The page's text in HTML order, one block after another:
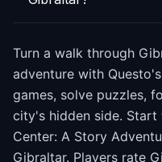
Turn a walk through
adventure with
games, solve puzzles,
city's hidden side.
Center: A Story
Gibraltar. Players rate